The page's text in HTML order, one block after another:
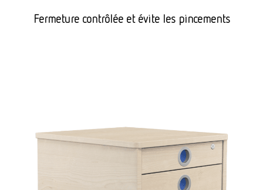
Fermeture contrôlée et évite les pincements